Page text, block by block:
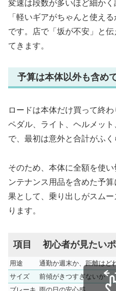
変速は段数が多いほど細か
「軽いギアがちゃんと使え
です。店で「坂が不安」と
てきます。
予算は本体以外も含め
ロードは本体だけ買って終
ペダル、ライト、ヘルメッ
で、最初は意外と合計がふく
そのため、本体に全額を使
ンテナンス用品を含めた予
果として、乗り出しがスム
ります。
項目 初心者が見たい
用途 通勤か週末か、距離はど
サイズ
前傾がきつすぎないか